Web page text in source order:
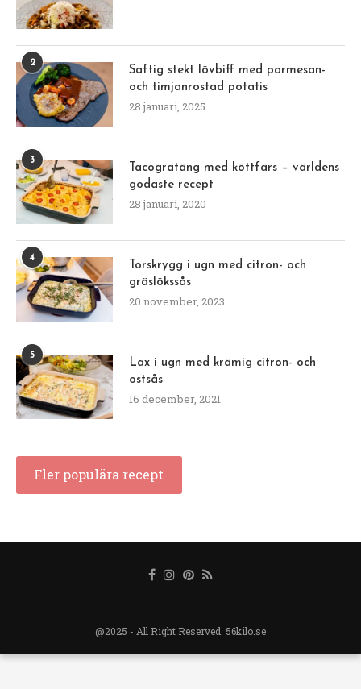
2
Saftig stekt lövbiff med parmesan-
och timjanrostad potatis
28 januari, 2025
3
Tacogratäng med köttfärs – världens
godaste recept
28 januari, 2020
4
Torskrygg i ugn med citron- och
gräslökssås
20 november, 2023
5
Lax i ugn med krämig citron- och
ostsås
16 december, 2021
Fler populära recept
@2025 - All Right Reserved. 56kilo.se